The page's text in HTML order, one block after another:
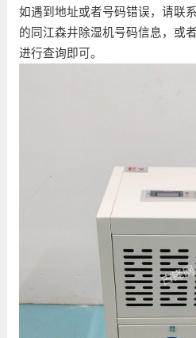
如遇到地址或者号码错误，请联
的同江森井除湿机号码信息，或
进行查询即可。